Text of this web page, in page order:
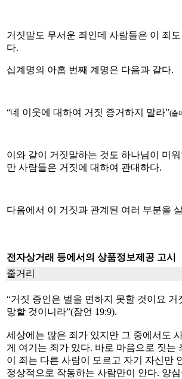
거짓말도 무서운 죄인데 사람들은 이 죄
다.
십계명의 아홉 번째 계명은 다음과 같다.
“네 이웃에 대하여 거짓 증거하지 말라”(출
이와 같이 거짓말하는 것도 하나님이 미
만 사람들은 거짓에 대하여 관대하다.
다음에서 이 거짓과 관계된 여러 부분을
전자상거래 등에서의 상품정보제공 고시
줄거리
“거짓 증인은 벌을 면하지 못할 것이요 거
망할 것이니라”(잠언 19:9).
세상에는 많은 죄가 있지만 그 중에서도
게 여기는 죄가 있다. 바로 마음으로 짓는
이 죄는 다른 사람이 모르고 자기 자신만
정상적으로 작동하는 사람만이 안다. 양